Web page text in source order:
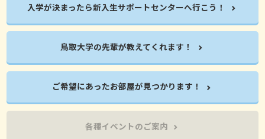
入学が決まったら新入生サポートセンターへ行こう！
鳥取大学の先輩が教えてくれます！
ご希望にあったお部屋が見つかります！
各種イベントのご案内